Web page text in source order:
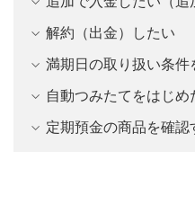
解約（出金）したい
満期日の取り扱い条件
自動つみたてをはじ
定期預金の商品を確認